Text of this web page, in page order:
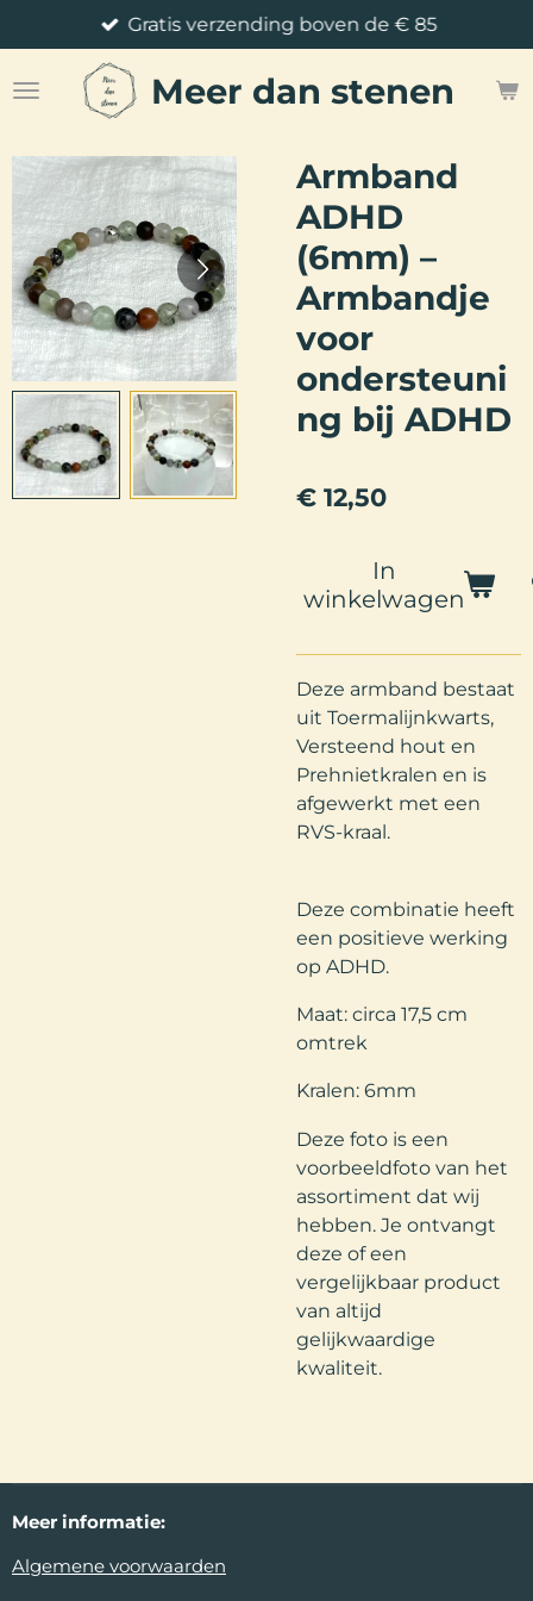
direct
naar
Meer dan stenen
Gratis verzending boven de € 85
Armband
ADHD
(6mm) –
Armbandje
voor
ondersteuni
ng bij ADHD
€ 12,50
In
winkelwagen
Deze armband bestaat
uit Toermalijnkwarts,
Versteend hout en
Prehnietkralen en is
afgewerkt met een
RVS-kraal.
Deze combinatie heeft
een positieve werking
op ADHD.
Maat: circa 17,5 cm
omtrek
Kralen: 6mm
Deze foto is een
voorbeeldfoto van het
assortiment dat wij
hebben. Je ontvangt
deze of een
vergelijkbaar product
van altijd
gelijkwaardige
kwaliteit.
Meer informatie:
Algemene voorwaarden